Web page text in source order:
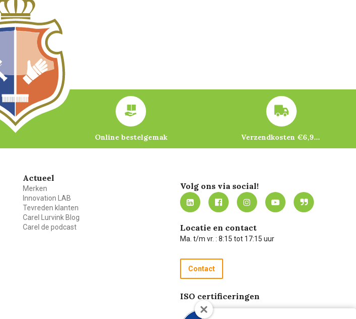
Online bestelgemak Verzendkosten €6,95 – gratis bij je eerste bestelling vanaf €200
Actueel
Merken
Innovation LAB
Tevreden klanten
Carel Lurvink Blog
Carel de podcast
Volg ons via social!
Locatie en contact
Ma. t/m vr. : 8:15 tot 17:15 uur
Contact
ISO certificeringen